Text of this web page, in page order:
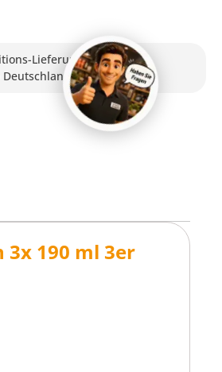
Lieferung
190 ml 3er